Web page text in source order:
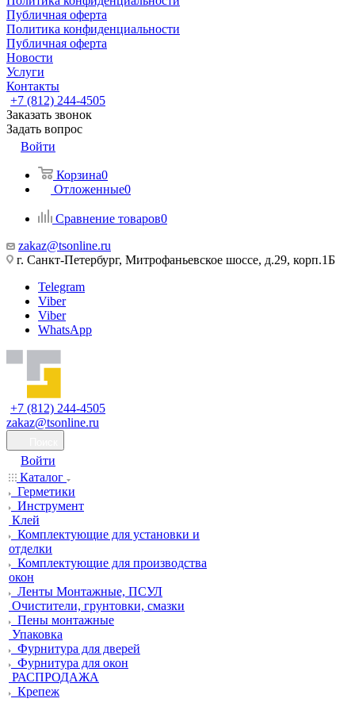
Публичная оферта
Политика конфиденциальности
Публичная оферта
Новости
Услуги
Контакты
+7 (812) 244-4505
Заказать звонок
Задать вопрос
Войти
Корзина0
Отложенные0
Сравнение товаров0
zakaz@tsonline.ru
г. Санкт-Петербург, Митрофаньевское шоссе, д.29, корп.1Б
Telegram
Viber
Viber
WhatsApp
+7 (812) 244-4505
zakaz@tsonline.ru
Войти
Каталог
Герметики
Инструмент
Клей
Комплектующие для установки и
отделки
Комплектующие для производства
окон
Ленты Монтажные, ПСУЛ
Очистители, грунтовки, смазки
Пены монтажные
Упаковка
Фурнитура для дверей
Фурнитура для окон
РАСПРОДАЖА
Крепеж